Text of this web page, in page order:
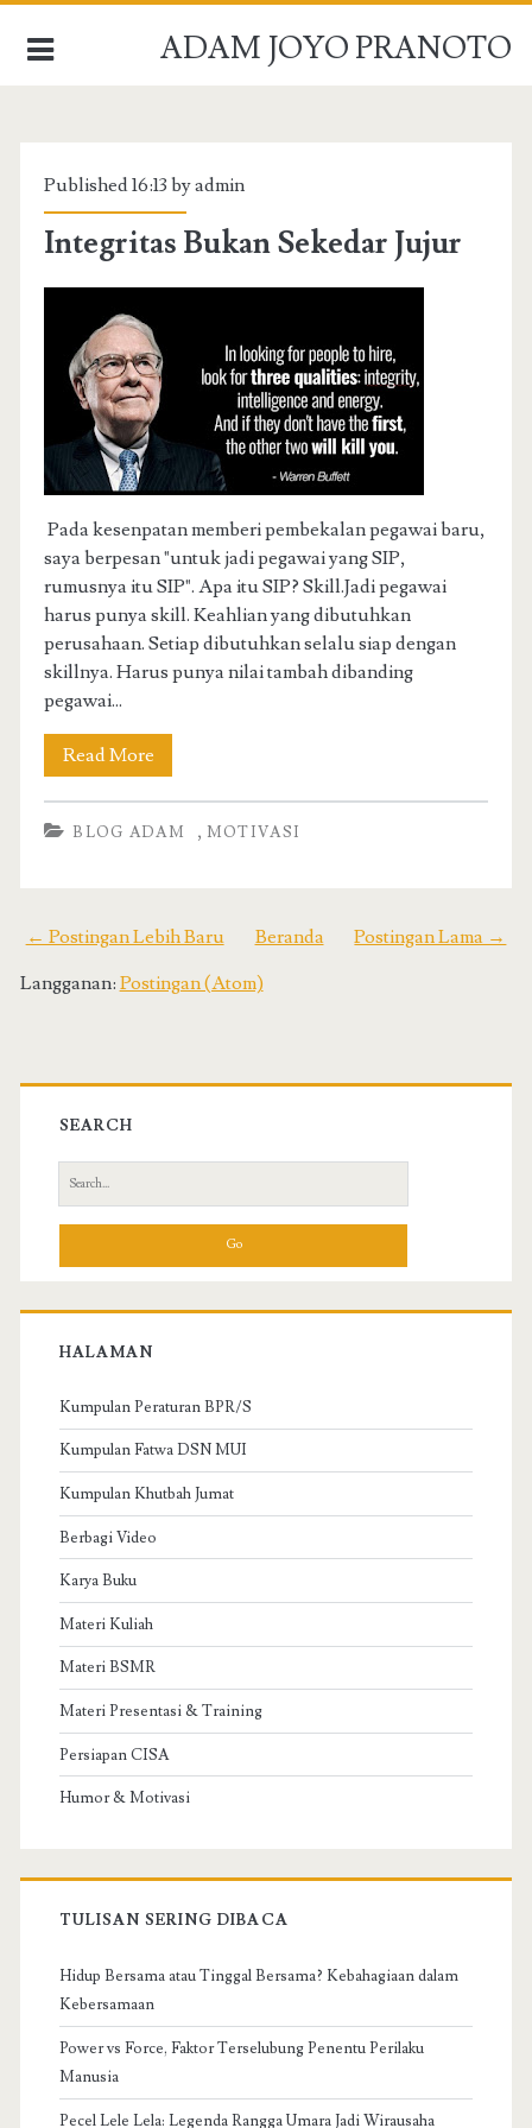
ADAM JOYO PRANOTO
HUBUNGI
Published 16:13 by admin
Integritas Bukan Sekedar Jujur
Pada kesenpatan memberi pembekalan pegawai baru,
saya berpesan "untuk jadi pegawai yang SIP,
rumusnya itu SIP". Apa itu SIP? Skill.Jadi pegawai
harus punya skill. Keahlian yang dibutuhkan
perusahaan. Setiap dibutuhkan selalu siap dengan
skillnya. Harus punya nilai tambah dibanding
pegawai...
Read More
BLOG ADAM , MOTIVASI
← Postingan Lebih Baru Postingan Lama →
Beranda
Langganan: Postingan (Atom)
SEARCH
e
h
f
r
:
HALAMAN
Kumpulan Peraturan BPR/S
Kumpulan Fatwa DSN MUI
Kumpulan Khutbah Jumat
Berbagi Video
Karya Buku
Materi Kuliah
Materi BSMR
Materi Presentasi & Training
Persiapan CISA
Humor & Motivasi
TULISAN SERING DIBACA
Hidup Bersama atau Tinggal Bersama? Kebahagiaan dalam
Kebersamaan
Power vs Force, Faktor Terselubung Penentu Perilaku
Manusia
Pecel Lele Lela: Legenda Rangga Umara Jadi Wirausaha